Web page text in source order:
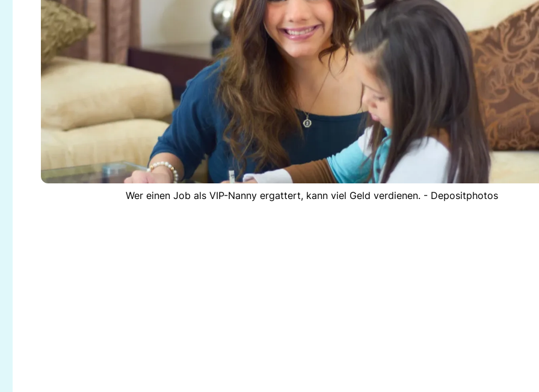
Wer einen Job als VIP-Nanny ergattert, kann viel Geld verdienen. - Depositphotos